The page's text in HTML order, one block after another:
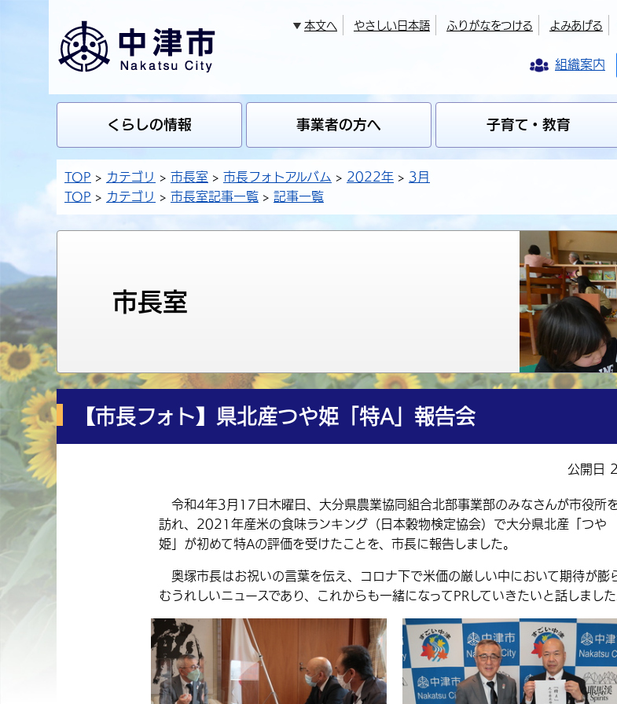
本文へ やさしい日本語 ふりがなをつける よみあげる
組織案内
くらしの情報 事業者の方へ 子育て・教育
TOP カテゴリ 市長室 市長フォトアルバム 2022年
3月
TOP
カテゴリ 市長室記事一覧 記事一覧
市長室
【市長フォト】県北産つや姫「特A」報告会
公開日
令和4年3月17日木曜日、大分県農業協同組合北部事業部のみなさんが市役所
訪れ、2021年産米の食味ランキング（日本穀物検定協会）で大分県北産「つや
姫」が初めて特Aの評価を受けたことを、市長に報告しました。
奥塚市長はお祝いの言葉を伝え、コロナ下で米価の厳しい中において期待が膨
むうれしいニュースであり、これからも一緒になってPRしていきたいと話しました